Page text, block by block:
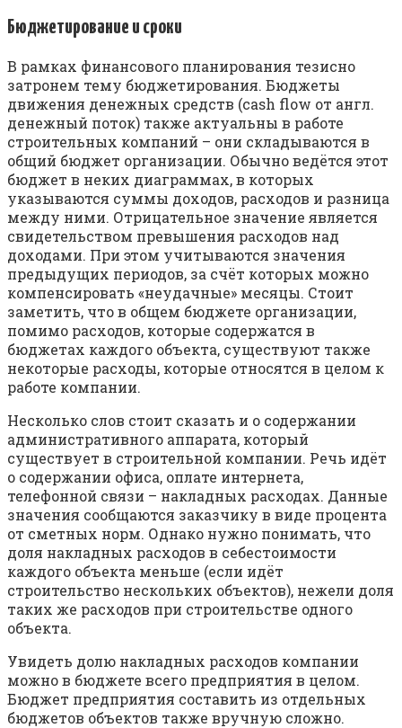
Бюджетирование и сроки
В рамках финансового планирования тезисно
затронем тему бюджетирования. Бюджеты
движения денежных средств (cash flow от англ.
денежный поток) также актуальны в работе
строительных компаний – они складываются в
общий бюджет организации. Обычно ведётся этот
бюджет в неких диаграммах, в которых
указываются суммы доходов, расходов и разница
между ними. Отрицательное значение является
свидетельством превышения расходов над
доходами. При этом учитываются значения
предыдущих периодов, за счёт которых можно
компенсировать «неудачные» месяцы. Стоит
заметить, что в общем бюджете организации,
помимо расходов, которые содержатся в
бюджетах каждого объекта, существуют также
некоторые расходы, которые относятся в целом к
работе компании.
Несколько слов стоит сказать и о содержании
административного аппарата, который
существует в строительной компании. Речь идёт
о содержании офиса, оплате интернета,
телефонной связи – накладных расходах. Данные
значения сообщаются заказчику в виде процента
от сметных норм. Однако нужно понимать, что
доля накладных расходов в себестоимости
каждого объекта меньше (если идёт
строительство нескольких объектов), нежели доля
таких же расходов при строительстве одного
объекта.
Увидеть долю накладных расходов компании
можно в бюджете всего предприятия в целом.
Бюджет предприятия составить из отдельных
бюджетов объектов также вручную сложно.